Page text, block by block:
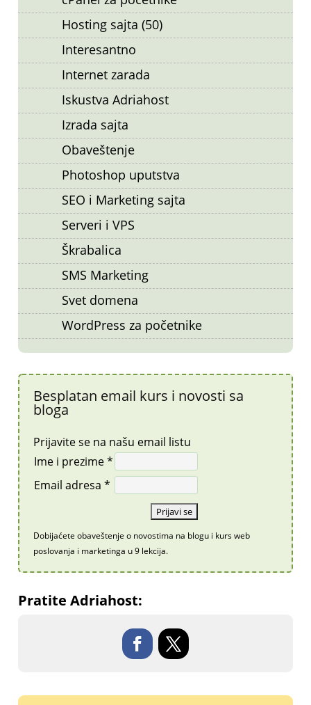
Hosting sajta (50)
Interesantno
Internet zarada
Iskustva Adriahost
Izrada sajta
Obaveštenje
Photoshop uputstva
SEO i Marketing sajta
Serveri i VPS
Škrabalica
SMS Marketing
Svet domena
WordPress za početnike
Besplatan email kurs i novosti sa
bloga
Prijavite se na našu email listu
Ime i prezime *
Email adresa *
Dobijaćete obaveštenje o novostima na blogu i kurs web
poslovanja i marketinga u 9 lekcija.
Pratite Adriahost: